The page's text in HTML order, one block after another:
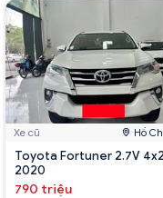
Xe cũ Hồ
Toyota Fortuner 2.7V
2020
790 triệu